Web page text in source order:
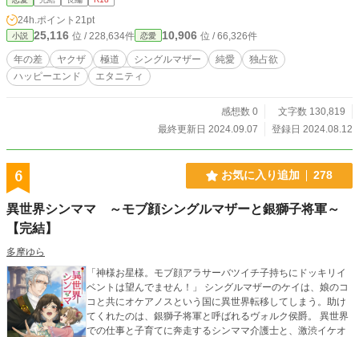
くまでも雇い主と家政婦という二人の関係を大きく変えてい
く――。 これは、常に危険と隣り合わせで悲しませる相手を
作りたくないと人を愛する事を避けてきた男と、大切なモノ
を守る為に自らの幸せを後回しにしてきた女が『生涯を共に
したい』と思える相手に出逢い、恋に落ちる物語。 ※ あくま
でもフィクションですので、その事を踏まえてお読みいただ
た、実在の人物・団体等とは一切関係ありません。
24h.ポイント 21pt
小説 25,116 位 / 228,634件 恋愛 10,906 位 / 66,326件
年の差 ヤクザ 極道 シングルマザー 純愛
独占欲
ハッピーエンド
エタニティ
感想数 0
文字数 130,819
最終更新日 2024.09.07
登録日 2024.08.12
6 お気に入り追加 278
異世界シンママ ～モブ顔シングルマザーと銀獅子将軍～
【完結】
多摩ゆら
「神様お星様。モブ顔アラサーバツイチ子持ちにドッキリイ
ベントは望んでません！」 シングルマザーのケイは、娘のコ
コと共にオケアノスという国に異世界転移してしまう。助け
てくれたのは、銀獅子将軍と呼ばれるヴォルク侯爵。 異世界
での仕事と子育てに奔走するシンママ介護士と、激渋イケオ